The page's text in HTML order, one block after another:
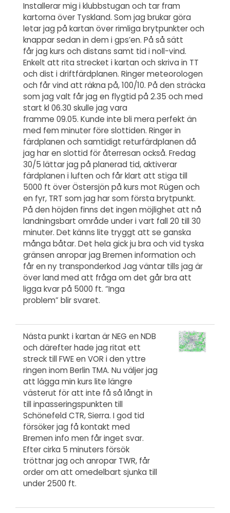
Installerar mig i klubbstugan och tar fram
kartorna över Tyskland. Som jag brukar göra
letar jag på kartan över rimliga brytpunkter och
knappar sedan in dem i gps’en. På så sätt
får jag kurs och distans samt tid i noll-vind.
Enkelt att rita strecket i kartan och skriva in TT
och dist i driftfärdplanen. Ringer meteorologen
och får vind att räkna på, 100/10. På den sträcka
som jag valt får jag en flygtid på 2.35 och med
start kl 06.30 skulle jag vara
framme 09.05. Kunde inte bli mera perfekt än
med fem minuter före slottiden. Ringer in
färdplanen och samtidigt returfärdplanen då
jag har en slottid för återresan också. Fredag
30/5 lättar jag på planerad tid, aktiverar
färdplanen i luften och får klart att stiga till
5000 ft över Östersjön på kurs mot Rügen och
en fyr, TRT som jag har som första brytpunkt.
På den höjden finns det ingen möjlighet att nå
landningsbart område under i vart fall 20 till 30
minuter. Det känns lite tryggt att se ganska
många båtar. Det hela gick ju bra och vid tyska
gränsen anropar jag Bremen information och
får en ny transponderkod Jag väntar tills jag är
över land med att fråga om det går bra att
ligga kvar på 5000 ft. “Inga
problem” blir svaret.
Nästa punkt i kartan är NEG en NDB
och därefter hade jag ritat ett
streck till FWE en VOR i den yttre
ringen inom Berlin TMA. Nu väljer jag
att lägga min kurs lite längre
västerut för att inte få så långt in
till inpasseringspunkten till
Schönefeld CTR, Sierra. I god tid
försöker jag få kontakt med
Bremen info men får inget svar.
Efter cirka 5 minuters försök
tröttnar jag och anropar TWR, får
order om att omedelbart sjunka till
under 2500 ft.